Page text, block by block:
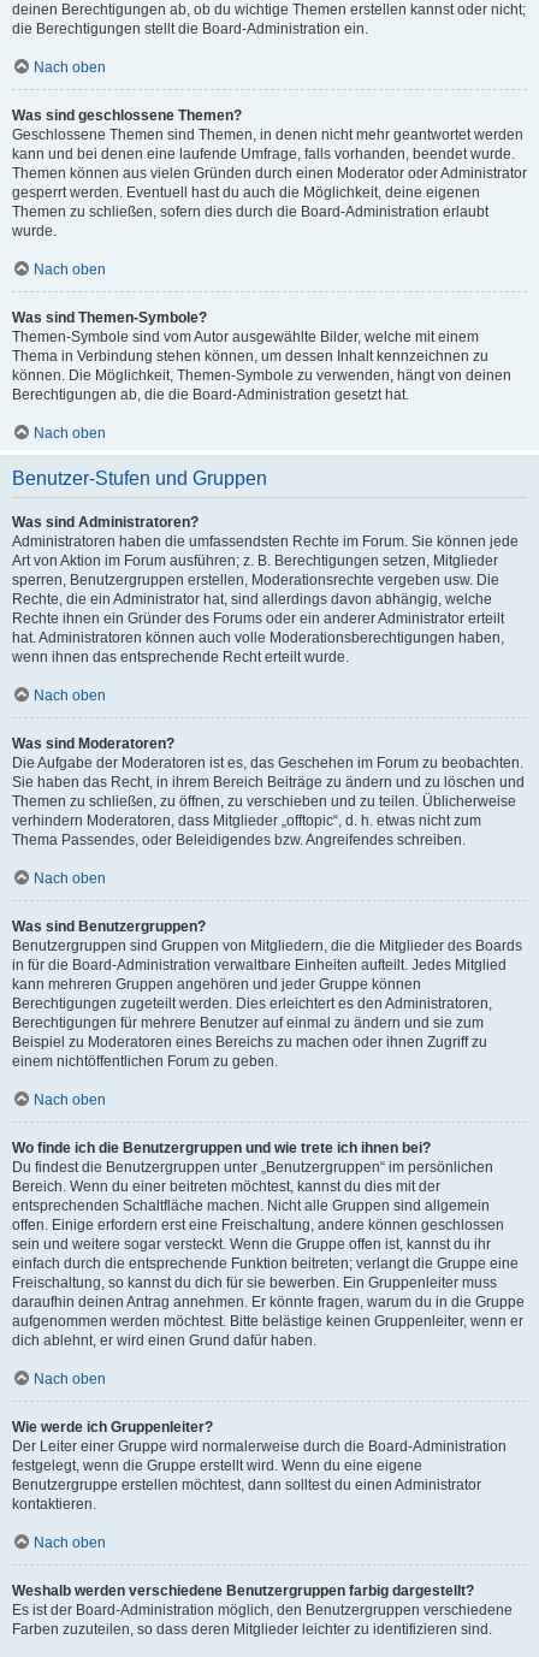
deinen Berechtigungen ab, ob du wichtige Themen erstellen kannst oder nicht;
die Berechtigungen stellt die Board-Administration ein.
Nach oben
Was sind geschlossene Themen?
Geschlossene Themen sind Themen, in denen nicht mehr geantwortet werden
kann und bei denen eine laufende Umfrage, falls vorhanden, beendet wurde.
Themen können aus vielen Gründen durch einen Moderator oder Administrator
gesperrt werden. Eventuell hast du auch die Möglichkeit, deine eigenen
Themen zu schließen, sofern dies durch die Board-Administration erlaubt
wurde.
Nach oben
Was sind Themen-Symbole?
Themen-Symbole sind vom Autor ausgewählte Bilder, welche mit einem
Thema in Verbindung stehen können, um dessen Inhalt kennzeichnen zu
können. Die Möglichkeit, Themen-Symbole zu verwenden, hängt von deinen
Berechtigungen ab, die die Board-Administration gesetzt hat.
Nach oben
Benutzer-Stufen und Gruppen
Was sind Administratoren?
Administratoren haben die umfassendsten Rechte im Forum. Sie können jede
Art von Aktion im Forum ausführen; z. B. Berechtigungen setzen, Mitglieder
sperren, Benutzergruppen erstellen, Moderationsrechte vergeben usw. Die
Rechte, die ein Administrator hat, sind allerdings davon abhängig, welche
Rechte ihnen ein Gründer des Forums oder ein anderer Administrator erteilt
hat. Administratoren können auch volle Moderationsberechtigungen haben,
wenn ihnen das entsprechende Recht erteilt wurde.
Nach oben
Was sind Moderatoren?
Die Aufgabe der Moderatoren ist es, das Geschehen im Forum zu beobachten.
Sie haben das Recht, in ihrem Bereich Beiträge zu ändern und zu löschen und
Themen zu schließen, zu öffnen, zu verschieben und zu teilen. Üblicherweise
verhindern Moderatoren, dass Mitglieder „offtopic“, d. h. etwas nicht zum
Thema Passendes, oder Beleidigendes bzw. Angreifendes schreiben.
Nach oben
Was sind Benutzergruppen?
Benutzergruppen sind Gruppen von Mitgliedern, die die Mitglieder des Boards
in für die Board-Administration verwaltbare Einheiten aufteilt. Jedes Mitglied
kann mehreren Gruppen angehören und jeder Gruppe können
Berechtigungen zugeteilt werden. Dies erleichtert es den Administratoren,
Berechtigungen für mehrere Benutzer auf einmal zu ändern und sie zum
Beispiel zu Moderatoren eines Bereichs zu machen oder ihnen Zugriff zu
einem nichtöffentlichen Forum zu geben.
Nach oben
Wo finde ich die Benutzergruppen und wie trete ich ihnen bei?
Du findest die Benutzergruppen unter „Benutzergruppen“ im persönlichen
Bereich. Wenn du einer beitreten möchtest, kannst du dies mit der
entsprechenden Schaltfläche machen. Nicht alle Gruppen sind allgemein
offen. Einige erfordern erst eine Freischaltung, andere können geschlossen
sein und weitere sogar versteckt. Wenn die Gruppe offen ist, kannst du ihr
einfach durch die entsprechende Funktion beitreten; verlangt die Gruppe eine
Freischaltung, so kannst du dich für sie bewerben. Ein Gruppenleiter muss
daraufhin deinen Antrag annehmen. Er könnte fragen, warum du in die Gruppe
aufgenommen werden möchtest. Bitte belästige keinen Gruppenleiter, wenn er
dich ablehnt, er wird einen Grund dafür haben.
Nach oben
Wie werde ich Gruppenleiter?
Der Leiter einer Gruppe wird normalerweise durch die Board-Administration
festgelegt, wenn die Gruppe erstellt wird. Wenn du eine eigene
Benutzergruppe erstellen möchtest, dann solltest du einen Administrator
kontaktieren.
Nach oben
Weshalb werden verschiedene Benutzergruppen farbig dargestellt?
Es ist der Board-Administration möglich, den Benutzergruppen verschiedene
Farben zuzuteilen, so dass deren Mitglieder leichter zu identifizieren sind.